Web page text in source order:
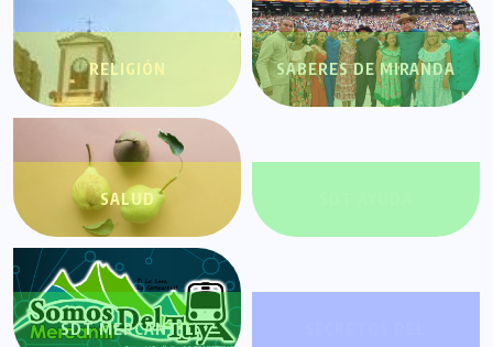
RELIGIÓN SABERES DE MIRANDA
SALUD
SDT MERCANTIL